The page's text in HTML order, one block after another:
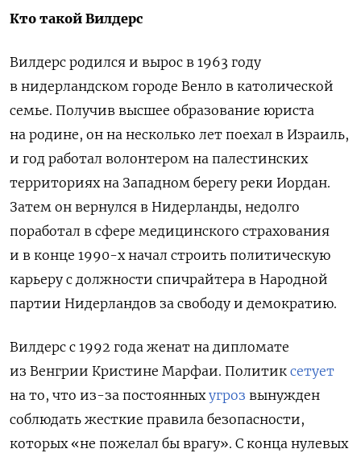
Кто такой Вилдерс
Вилдерс родился и вырос в 1963 году
в нидерландском городе Венло в католической
семье. Получив высшее образование юриста
на родине, он на несколько лет поехал в Израиль,
и год работал волонтером на палестинских
территориях на Западном берегу реки Иордан.
Затем он вернулся в Нидерланды, недолго
поработал в сфере медицинского страхования
и в конце 1990-х начал строить политическую
карьеру с должности спичрайтера в Народной
партии Нидерландов за свободу и демократию.
Вилдерс с 1992 года женат на дипломате
из Венгрии Кристине Марфаи. Политик сетует
на то, что из-за постоянныхугроз вынужден
соблюдать жесткие правила безопасности,
которых «не пожелал бы врагу». С конца нулевых